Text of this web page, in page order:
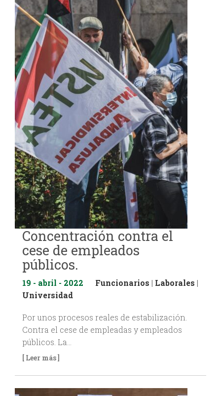
Concentración contra el
cese de empleados
públicos.
19 - abril - 2022 Funcionarios | Laborales |
Universidad
Por unos procesos reales de estabilización.
Contra el cese de empleadas y empleados
públicos. La…
[ Leer más ]